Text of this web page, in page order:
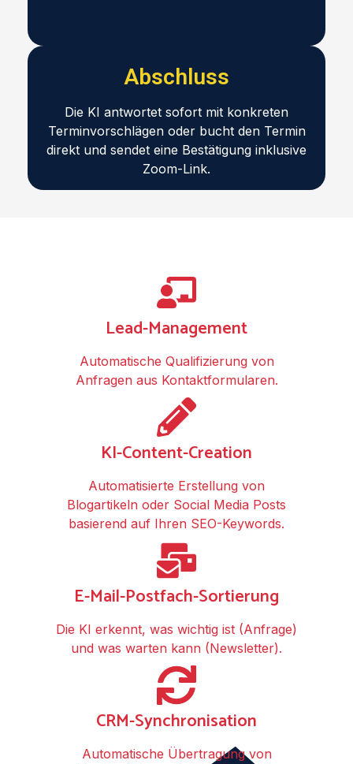
Abschluss
Die KI antwortet sofort mit konkreten
Terminvorschlägen oder bucht den Termin
direkt und sendet eine Bestätigung inklusive
Zoom-Link.
Lead-Management
Automatische Qualifizierung von
Anfragen aus Kontaktformularen.
KI-Content-Creation
Automatisierte Erstellung von
Blogartikeln oder Social Media Posts
basierend auf Ihren SEO-Keywords.
E-Mail-Postfach-Sortierung
Die KI erkennt, was wichtig ist (Anfrage)
und was warten kann (Newsletter).
CRM-Synchronisation
Automatische Übertragung von